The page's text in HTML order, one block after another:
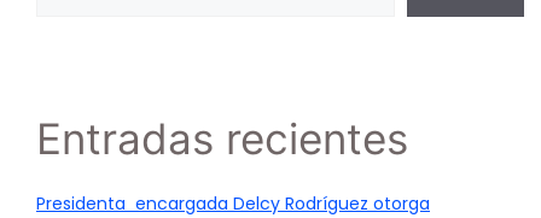
Entradas recientes
Presidenta encargada Delcy Rodríguez otorga